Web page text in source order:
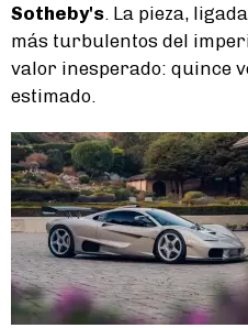
Sotheby's . La pieza,
más turbulentos del
valor inesperado: quince
estimado.
Lifestyle
El auto
subasta en
superar los